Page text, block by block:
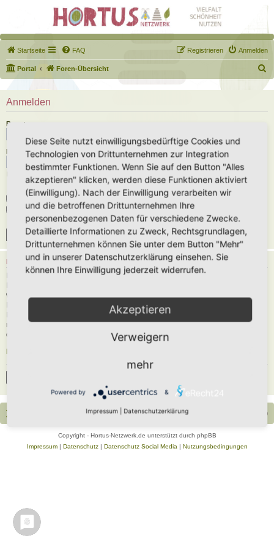
Startseite FAQ Anmelden
Registrieren
Portal Foren-Übersicht
u
h
Anmelden
Benutzername:
Passwort:
Ich habe mein Passwort vergessen
Angemeldet bleiben
Meinen Online-Status während dieser Sitzung verbergen
REGISTRIEREN
Du musst in diesem Forum registriert sein, um dich anmelden zu können. Die
weitere Funktionen zuzugreifen. Die Board-Administration kann registrierten
Benutzern auch zusätzliche Berechtigungen zuweisen. Beachte bitte unsere
Nutzungsbedingungen und die verwandten Regelungen, bevor du dich
registrierst. Bitte beachte auch die jeweiligen Forenregeln, wenn du dich in
diesem Board bewegst.
Foren-Übersicht Alle Zeiten sind UTC+02:00
Copyright - Hortus-Netzwerk.de unterstützt durch phpBB
Impressum| Datenschutz| Datenschutz Social Media Nutzungsbedingungen
Diese Seite nutzt einwilligungsbedürftige Cookies und
Technologien von Drittunternehmen zur Integration
bestimmter Funktionen. Wenn Sie auf den Button "Alles
akzeptieren" klicken, werden diese Funktionen aktiviert
(Einwilligung). Nach der Einwilligung verarbeiten wir
und die betroffenen Drittunternehmen Ihre
personenbezogenen Daten für verschiedene Zwecke.
Detaillierte Informationen zu Zweck, Rechtsgrundlagen,
Drittunternehmen können Sie unter dem Button "Mehr"
und in unserer Datenschutzerklärung einsehen. Sie
können Ihre Einwilligung jederzeit widerrufen.
Akzeptieren
Verweigern
mehr
Powered by &
Impressum Datenschutzerklärung